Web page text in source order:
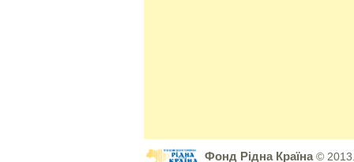
Фонд Рідна Країна©